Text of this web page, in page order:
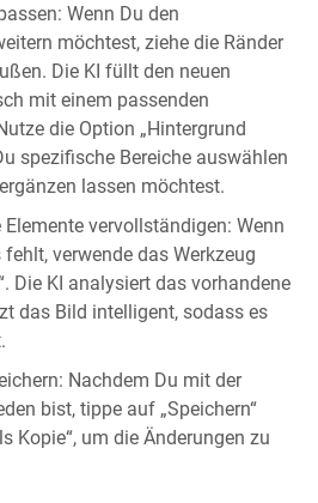
Wenn Du den
möchtest, ziehe die Ränder
Die KI füllt den neuen
mit einem passenden
die Option „Hintergrund
spezifische Bereiche auswählen
lassen möchtest.
vervollständigen: Wenn
verwende das Werkzeug
Die KI analysiert das vorhandene
das Bild intelligent, sodass es
Nachdem Du mit der
bist, tippe auf „Speichern“
Kopie“, um die Änderungen zu